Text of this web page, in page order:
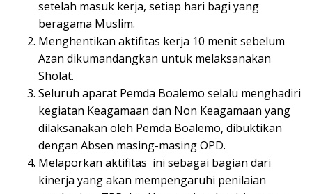
setelah masuk kerja, setiap hari bagi yang
beragama Muslim.
Menghentikan aktifitas kerja 10 menit sebelum
Azan dikumandangkan untuk melaksanakan
Sholat.
Seluruh aparat Pemda Boalemo selalu menghadiri
kegiatan Keagamaan dan Non Keagamaan yang
dilaksanakan oleh Pemda Boalemo, dibuktikan
dengan Absen masing-masing OPD.
Melaporkan aktifitas ini sebagai bagian dari
kinerja yang akan mempengaruhi penilaian